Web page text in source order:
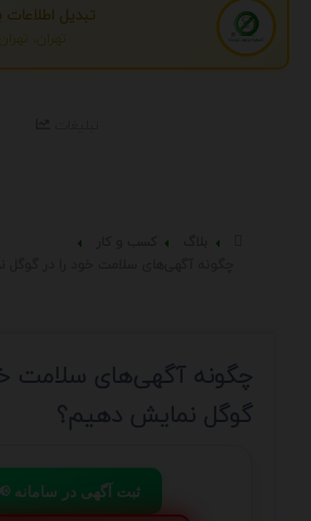
تبدیل اطلاعات
تهران، تهران
چگونه آگهی‌های سلامت
گوگل نمایش دهیم؟
📢 ثبت آگهی در سامانه